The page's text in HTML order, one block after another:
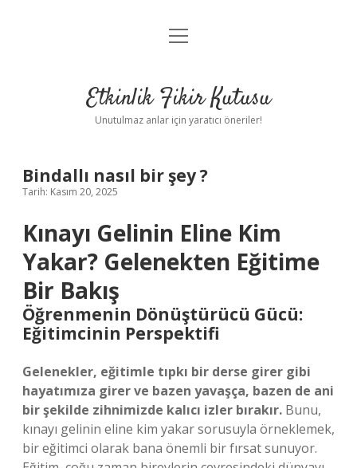
Anasayfa
Yasal Uyarı
menüyü
Etkinlik Fikir Kutusu
Unutulmaz anlar için yaratıcı öneriler!
Bindallı nasıl bir şey ?
Tarih: Kasım 20, 2025
Kınayı Gelinin Eline Kim
Yakar? Gelenekten Eğitime
Bir Bakış
Öğrenmenin Dönüştürücü Gücü:
Eğitimcinin Perspektifi
Gelenekler, eğitimle tıpkı bir derse girer gibi
hayatımıza girer ve bazen yavaşça, bazen de ani
bir şekilde zihnimizde kalıcı izler bırakır. Bunu,
kınayı gelinin eline kim yakar sorusuyla örneklemek,
bir eğitimci olarak bana önemli bir fırsat sunuyor.